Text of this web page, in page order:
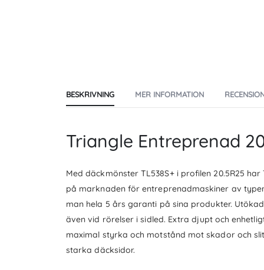
BESKRIVNING
Triangle Entreprenad
Med däckmönster TL538S+ i profilen 20.5R25
på marknaden för entreprenadmaskiner av
man hela 5 års garanti på sina produkter.
även vid rörelser i sidled. Extra djupt och
maximal styrka och motstånd mot skador och
starka däcksidor.
MER INFORMATION